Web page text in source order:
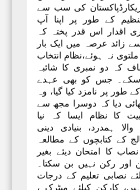
کی سب سے
کے طور پر اپنا آپ
اقدار اس قدر پختہ کہ
عرصہ میں ایک بار
ملتوی نہ ہوئے،نظام انتخاب
کہ دو نمبری کا شائبہ
سکے۔ جس کو بھی عہدے
کے طور پر نامزد کیا گیا، وہ
دیا کہ دوسرا مجھ سے
کا نظام ایسا کہ نیا
ہمدرد، بنیادی دینی
کے کتابچوں کے مطالعہ
کا امتحان دیئے بغیر
اور رکن نہیں بن سکتا۔
نصابی تعلیم کے درجات
کارکن کیلئے میٹرک ،